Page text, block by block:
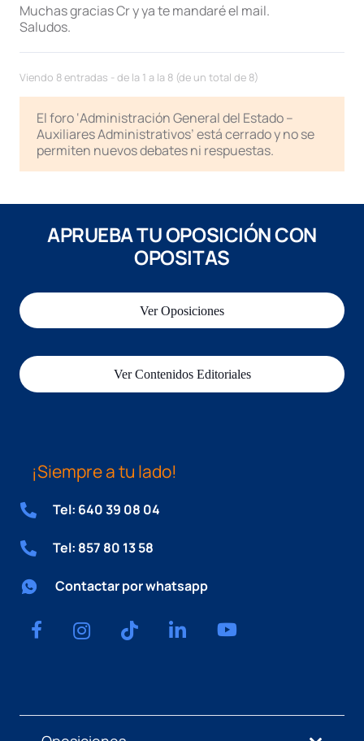
Muchas gracias Cr y ya te mandaré el mail.
Saludos.
Viendo 8 entradas - de la 1 a la 8 (de un total de 8)
El foro ‘Administración General del Estado –
Auxiliares Administrativos’ está cerrado y no se
permiten nuevos debates ni respuestas.
APRUEBA TU OPOSICIÓN CON
OPOSITAS
Ver Oposiciones
Ver Contenidos Editoriales
¡Siempre a tu lado!
Tel: 640 39 08 04
Tel: 857 80 13 58
Contactar por whatsapp